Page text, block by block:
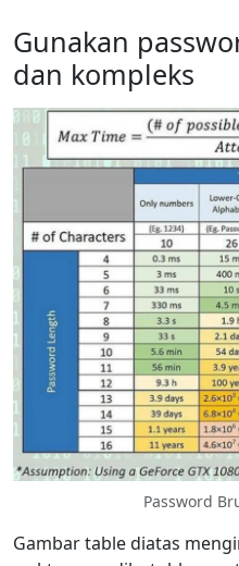
Gunakan
dan kompleks
Password
Gambar table diatas